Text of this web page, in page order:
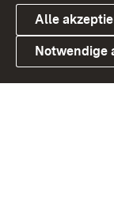
Link zum
Alle
Notwendige